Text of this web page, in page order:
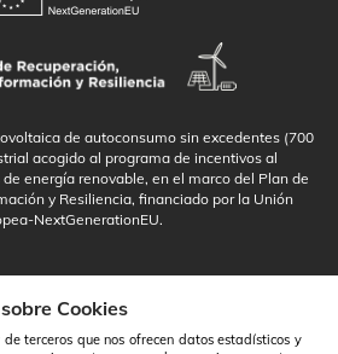
de autoconsumo sin excedentes (700
acogido al programa de incentivos al
energía renovable, en el marco del Plan de
y Resiliencia, financiado por la Unión
NextGenerationEU.
Cookies
terceros que nos ofrecen datos estadísticos y